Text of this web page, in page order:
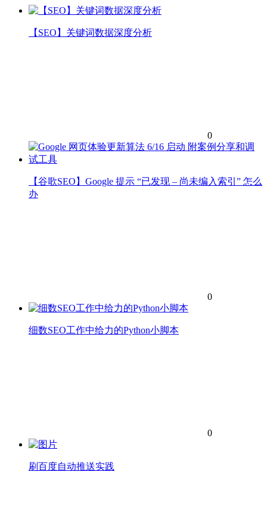
【SEO】关键词数据深度分析
0
【谷歌SEO】Google 提示 “已发现 – 尚未编入索引” 怎么
办
0
细数SEO工作中给力的Python小脚本
0
刷百度自动推送实践